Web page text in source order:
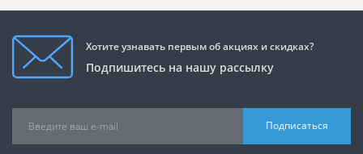
Хотите узнавать первым об акциях и скидках?
Подпишитесь на нашу рассылку
Подписаться